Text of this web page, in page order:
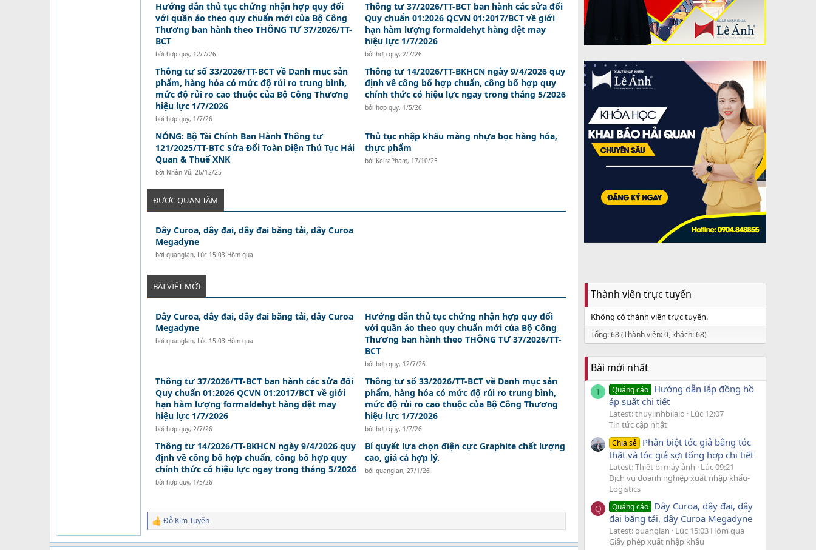
Hướng dẫn thủ tục chứng nhận hợp quy đối
với quần áo theo quy chuẩn mới của Bộ Công
Thương ban hành theo THÔNG TƯ 37/2026/TT-
BCT
bởi hơp quy, 12/7/26
Thông tư 37/2026/TT-BCT ban hành các sửa đổi
Quy chuẩn 01:2026 QCVN 01:2017/BCT về giới
hạn hàm lượng formaldehyt hàng dệt may
hiệu lực 1/7/2026
bởi hơp quy, 2/7/26
Thông tư số 33/2026/TT-BCT về Danh mục sản
phẩm, hàng hóa có mức độ rủi ro trung bình,
mức độ rủi ro cao thuộc của Bộ Công Thương
hiệu lực 1/7/2026
bởi hơp quy, 1/7/26
Thông tư 14/2026/TT-BKHCN ngày 9/4/2026 quy
định về công bố hợp chuẩn, công bố hợp quy
chính thức có hiệu lực ngay trong tháng 5/2026
bởi hơp quy, 1/5/26
NÓNG: Bộ Tài Chính Ban Hành Thông tư
121/2025/TT-BTC Sửa Đổi Toàn Diện Thủ Tục Hải
Quan & Thuế XNK
bởi Nhân Vũ, 26/12/25
Thủ tục nhập khẩu màng nhựa bọc hàng hóa,
thực phẩm
bởi KeiraPham, 17/10/25
ĐƯỢC QUAN TÂM
Dây Curoa, dây đai, dây đai băng tải, dây Curoa
Megadyne
bởi quanglan, Lúc 15:03 Hôm qua
BÀI VIẾT MỚI
Dây Curoa, dây đai, dây đai băng tải, dây Curoa
Megadyne
bởi quanglan, Lúc 15:03 Hôm qua
Hướng dẫn thủ tục chứng nhận hợp quy đối
với quần áo theo quy chuẩn mới của Bộ Công
Thương ban hành theo THÔNG TƯ 37/2026/TT-
BCT
bởi hơp quy, 12/7/26
Thông tư 37/2026/TT-BCT ban hành các sửa đổi
Quy chuẩn 01:2026 QCVN 01:2017/BCT về giới
hạn hàm lượng formaldehyt hàng dệt may
hiệu lực 1/7/2026
bởi hơp quy, 2/7/26
Thông tư số 33/2026/TT-BCT về Danh mục sản
phẩm, hàng hóa có mức độ rủi ro trung bình,
mức độ rủi ro cao thuộc của Bộ Công Thương
hiệu lực 1/7/2026
bởi hơp quy, 1/7/26
Thông tư 14/2026/TT-BKHCN ngày 9/4/2026 quy
định về công bố hợp chuẩn, công bố hợp quy
chính thức có hiệu lực ngay trong tháng 5/2026
bởi hơp quy, 1/5/26
Bí quyết lựa chọn điện cực Graphite chất lượng
cao, giá cả hợp lý.
bởi quanglan, 27/1/26
R
a
Đỗ Kim Tuyến
Thành viên trực tuyến
Không có thành viên trực tuyến.
Tổng: 68 (Thành viên: 0, khách: 68)
Bài mới nhất
T Quảng cáo Hướng dẫn lắp đồng hồ
áp suất chi tiết
Latest: thuylinhbilalo
Lúc 12:07
Tin tức cập nhật
Chia sẻ Phân biệt tóc giả bằng tóc
thật và tóc giả sợi tổng hợp chi tiết
Latest: Thiết bị máy ảnh
Lúc 09:21
Dịch vụ doanh nghiệp xuất nhập khẩu-
Logistics
Q Quảng cáo Dây Curoa, dây đai, dây
đai băng tải, dây Curoa Megadyne
Latest: quanglan
Lúc 15:03 Hôm qua
Giấy phép xuất nhập khẩu